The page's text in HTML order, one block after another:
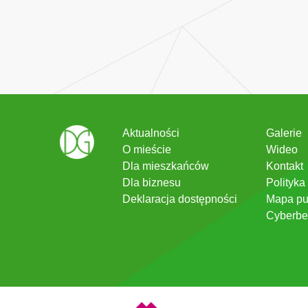
Aktualności
O mieście
Dla mieszkańców
Dla biznesu
Deklaracja dostępności
Galerie
Wideo
Kontakt
Mapa